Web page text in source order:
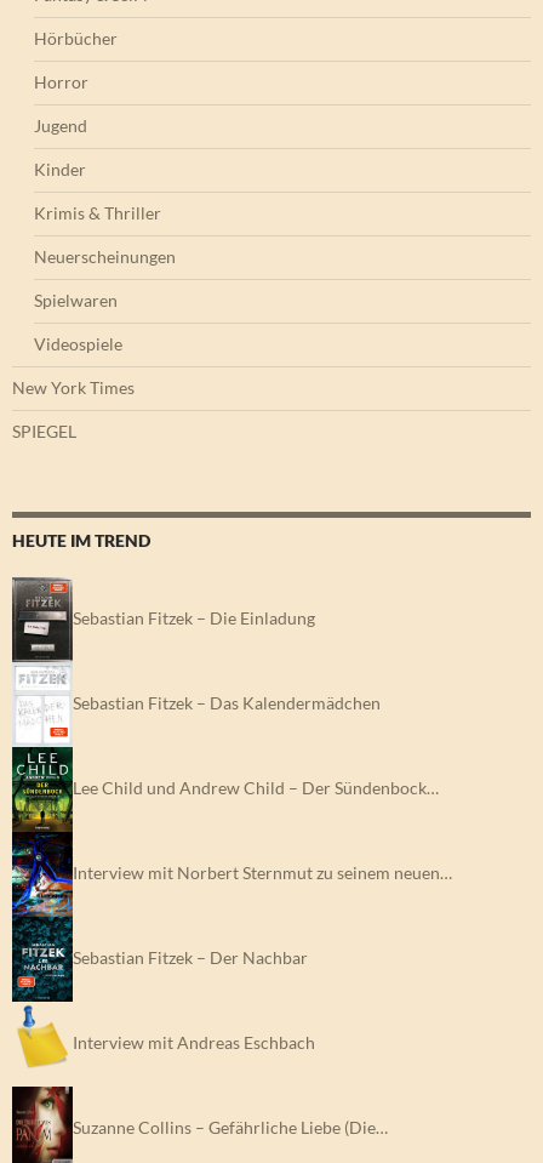
Hörbücher
Horror
Jugend
Kinder
Krimis & Thriller
Neuerscheinungen
Spielwaren
Videospiele
New York Times
SPIEGEL
HEUTE IM TREND
Sebastian Fitzek – Die Einladung
Sebastian Fitzek – Das Kalendermädchen
Lee Child und Andrew Child – Der Sündenbock…
Interview mit Norbert Sternmut zu seinem neuen…
Sebastian Fitzek – Der Nachbar
Interview mit Andreas Eschbach
Suzanne Collins – Gefährliche Liebe (Die…